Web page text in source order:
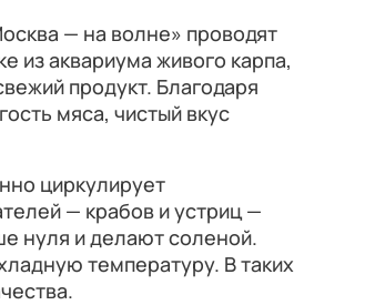
— на волне» проводят
из аквариума живого карпа,
продукт. Благодаря
мяса, чистый вкус
циркулирует
— крабов и устриц —
нуля и делают соленой.
температуру. В таких